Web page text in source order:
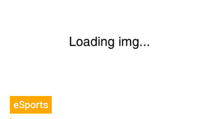
eSports